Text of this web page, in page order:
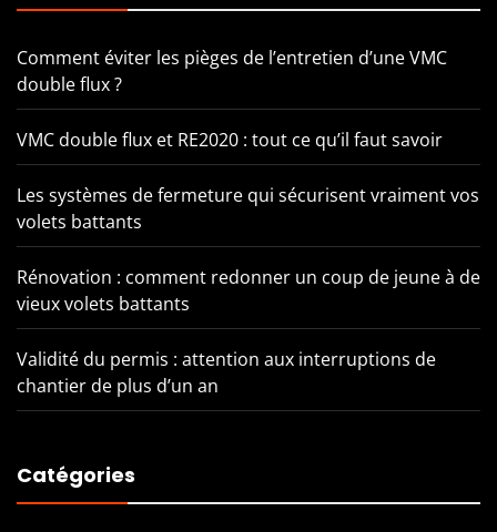
Comment éviter les pièges de l’entretien d’une VMC
double flux ?
VMC double flux et RE2020 : tout ce qu’il faut savoir
Les systèmes de fermeture qui sécurisent vraiment vos
volets battants
Rénovation : comment redonner un coup de jeune à de
vieux volets battants
Validité du permis : attention aux interruptions de
chantier de plus d’un an
Catégories